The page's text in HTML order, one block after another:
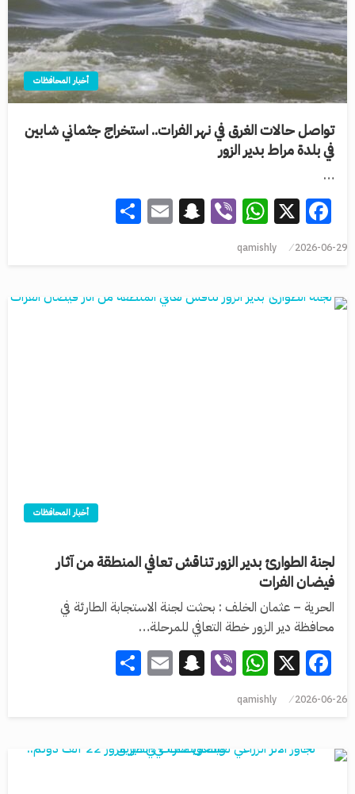
أخبار المحافظات
تواصل حالات الغرق في نهر الفرات.. استخراج جثماني شابين
في بلدة مراط بدير الزور
…
Facebook
X
WhatsApp
Viber
Snapchat
Email
2026-06-29
qamishly
أخبار المحافظات
لجنة الطوارئ بدير الزور تناقش تعافي المنطقة من آثار
فيضان الفرات
الحرية – عثمان الخلف : بحثت لجنة الاستجابة الطارئة في
محافظة دير الزور خطة التعافي للمرحلة…
Facebook
X
WhatsApp
Viber
Snapchat
Email
2026-06-26
qamishly